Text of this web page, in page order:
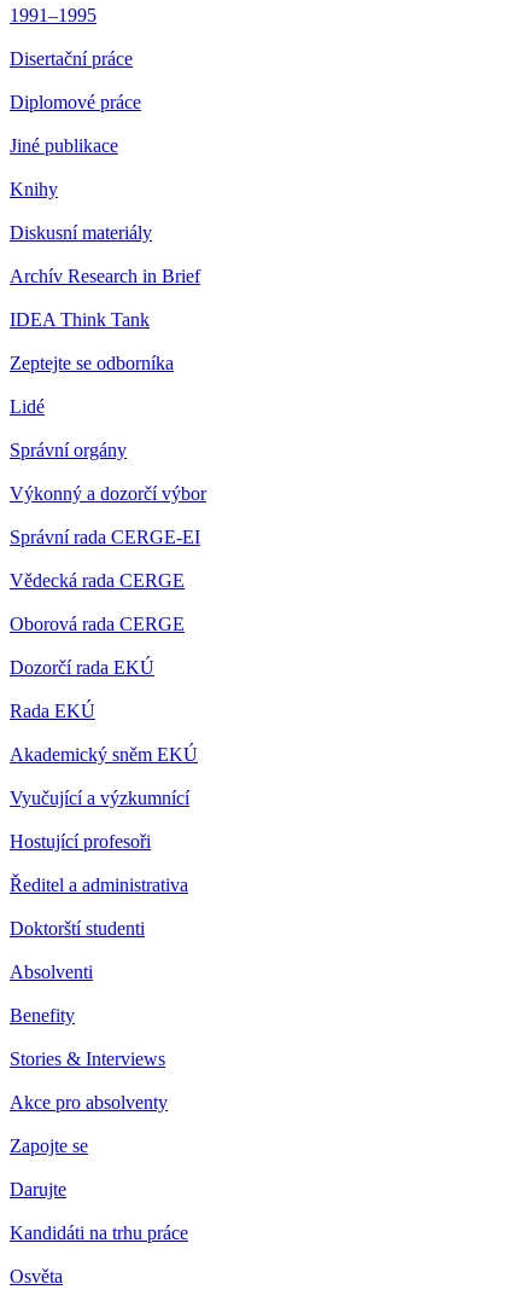
1991–1995
Disertační práce
Diplomové práce
Jiné publikace
Knihy
Diskusní materiály
Archív Research in Brief
IDEA Think Tank
Zeptejte se odborníka
Lidé
Správní orgány
Výkonný a dozorčí výbor
Správní rada CERGE-EI
Vědecká rada CERGE
Oborová rada CERGE
Dozorčí rada EKÚ
Rada EKÚ
Akademický sněm EKÚ
Vyučující a výzkumnící
Hostující profesoři
Ředitel a administrativa
Doktorští studenti
Absolventi
Benefity
Stories & Interviews
Akce pro absolventy
Zapojte se
Darujte
Kandidáti na trhu práce
Osvěta